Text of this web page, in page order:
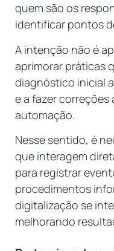
quem são os
identificar pontos
A intenção não é
aprimorar práticas
diagnóstico inicial
e a fazer
automação.
Nesse sentido, é
que interagem
para registrar
procedimentos
digitalização se
melhorando